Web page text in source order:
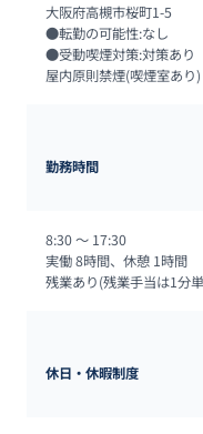
大阪府高槻市桜町1-5
●転勤の可能性:なし
●受動喫煙対策:対策あり
屋内原則禁煙(喫煙室あり)
勤務時間
8:30 ～ 17:30
実働 8時間、休憩 1時間
残業あり(残業手当は1分
休日・休暇制度